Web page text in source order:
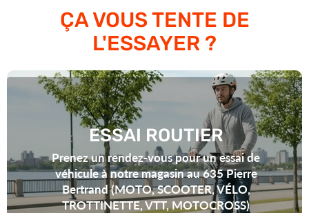
ÇA VOUS TENTE DE
L'ESSAYER ?
ESSAI ROUTIER
Prenez un rendez-vous pour un essai de
véhicule à notre magasin au 635 Pierre
Bertrand (MOTO, SCOOTER, VÉLO,
TROTTINETTE, VTT, MOTOCROSS)